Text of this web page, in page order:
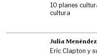
10 planes
cultura
Julia Menéndez
Eric Clapton y